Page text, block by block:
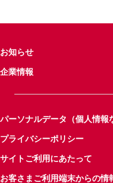
お知らせ
企業情報
パーソナルデータ（個人情報
プライバシーポリシー
サイトご利用にあたって
お客さまご利用端末からの情